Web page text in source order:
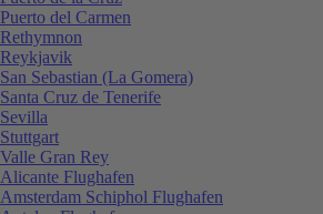
Puerto del Carmen
Rethymnon
Reykjavik
San Sebastian (La Gomera)
Santa Cruz de Tenerife
Sevilla
Stuttgart
Valle Gran Rey
Alicante Flughafen
Amsterdam Schiphol Flughafen